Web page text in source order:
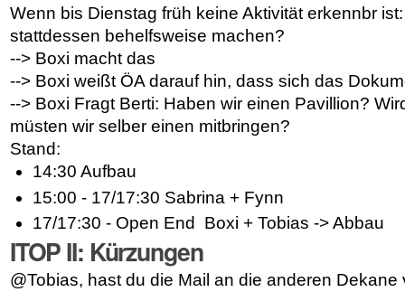
Wenn bis Dienstag früh keine Aktivität erkennbr
stattdessen behelfsweise machen?
--> Boxi macht das
--> Boxi weißt ÖA darauf hin, dass sich das
--> Boxi Fragt Berti: Haben wir einen Pavillion?
müsten wir selber einen mitbringen?
Stand:
14:30 Aufbau
15:00 - 17/17:30 Sabrina + Fynn
17/17:30 - Open End Boxi + Tobias -> Abbau
ITOP II: Kürzungen
@Tobias, hast du die Mail an die anderen